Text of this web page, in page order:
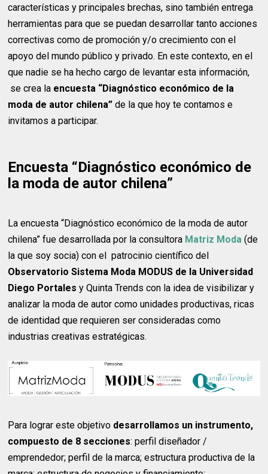
características y principales brechas, sino también entrega
herramientas para que se puedan desarrollar tanto acciones
correctivas como de promoción y/o crecimiento con el
apoyo del mundo público y privado. En este contexto, en el
que nadie se ha hecho cargo de levantar esta información,
se crea la encuesta “Diagnóstico económico de la
moda de autor chilena” de la que hoy te contamos e
invitamos a participar.
Encuesta “Diagnóstico económico de
la moda de autor chilena”
La encuesta “Diagnóstico económico de la moda de autor
chilena” fue desarrollada por la consultora Matriz Moda (de
la que soy socia) con el patrocinio científico del
Observatorio Sistema Moda MODUS de la Universidad
Diego Portales y Quinta Trends con la idea de visibilizar y
analizar la moda de autor como unidades productivas, ricas
de identidad que requieren ser consideradas como
industrias creativas estratégicas.
Para lograr este objetivo desarrollamos un instrumento,
compuesto de 8 secciones: perfil diseñador /
emprendedor; perfil de la marca; estructura productiva de la